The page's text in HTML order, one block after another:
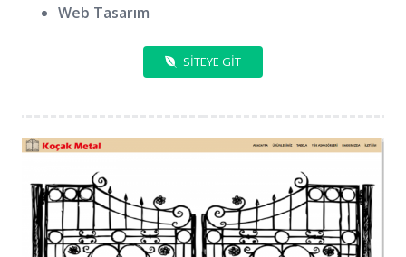
Web Tasarım
SITEYE GIT